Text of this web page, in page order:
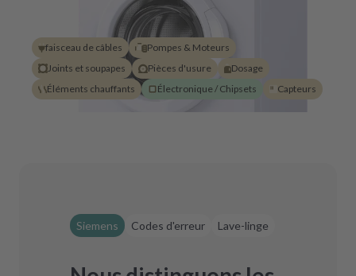
faisceau de câbles
Pompes & Moteurs
Joints et soupapes
Pièces d'usure
Dosage
Éléments chauffants
Électronique / Chipsets Capteurs
Siemens Codes d'erreur Lave-linge